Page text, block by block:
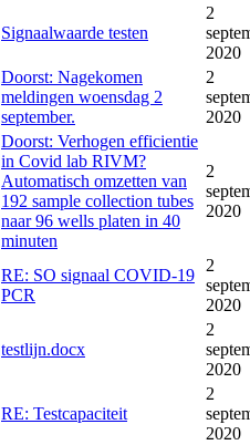
Signaalwaarde testen
2
2020
Doorst: Nagekomen
meldingen woensdag 2
september.
2
2020
Doorst: Verhogen efficientie
in Covid lab RIVM?
Automatisch omzetten van
192 sample collection tubes
naar 96 wells platen in 40
minuten
2
2020
RE: SO signaal COVID-19
PCR
2
2020
testlijn.docx
2
2020
RE: Testcapaciteit
2
2020